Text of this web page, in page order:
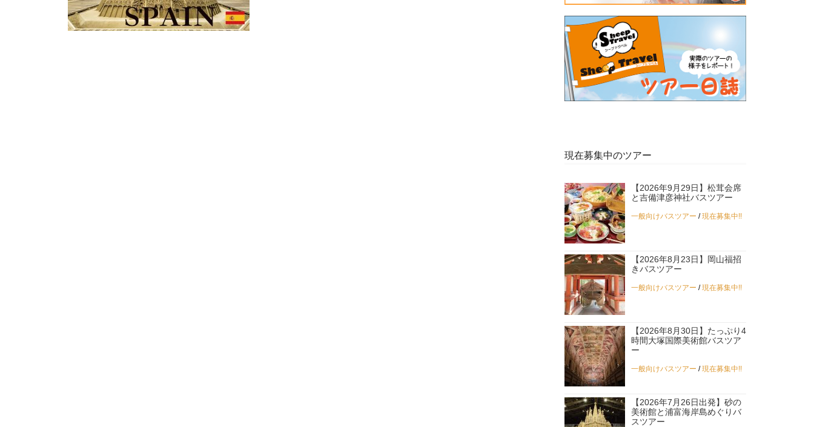
現在募集中のツアー
【2026年9月29日】松茸会席
と吉備津彦神社バスツアー
一般向けバスツアー /現在募集中!!
【2026年8月23日】岡山福招
きバスツアー
一般向けバスツアー /現在募集中!!
【2026年8月30日】たっぷり4
時間大塚国際美術館バスツア
ー
一般向けバスツアー /現在募集中!!
【2026年7月26日出発】砂の
美術館と浦富海岸島めぐりバ
スツアー